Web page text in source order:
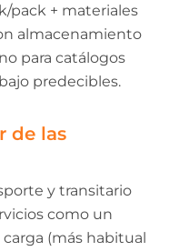
pack + materiales
almacenamiento
para catálogos
predecibles.
de las
y transitario
como un
(más habitual